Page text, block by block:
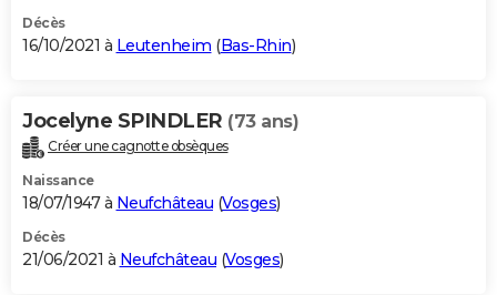
Décès
16/10/2021 à Leutenheim (Bas-Rhin)
Jocelyne SPINDLER (73 ans)
Créer une cagnotte obsèques
Naissance
18/07/1947 à Neufchâteau (Vosges)
Décès
21/06/2021 à Neufchâteau (Vosges)